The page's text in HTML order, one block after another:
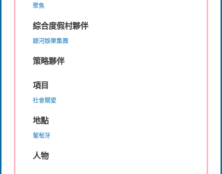
聚焦
綜合度假村夥伴
銀河娛樂集團
策略夥伴
項目
社會關愛
地點
葡萄牙
人物